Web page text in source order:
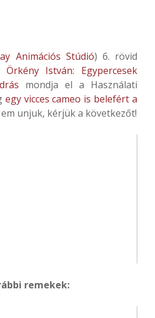
Animációs Stúdió) 6. rövid
Örkény István: Egypercesek
mondja el a Használati
egy vicces cameo is belefért a
unjuk, kérjük a következőt!
remekek: